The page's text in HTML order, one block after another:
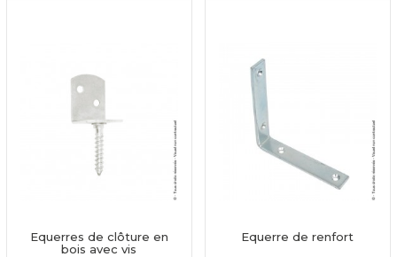
Equerres de clôture en
bois avec vis
Equerre de renfort